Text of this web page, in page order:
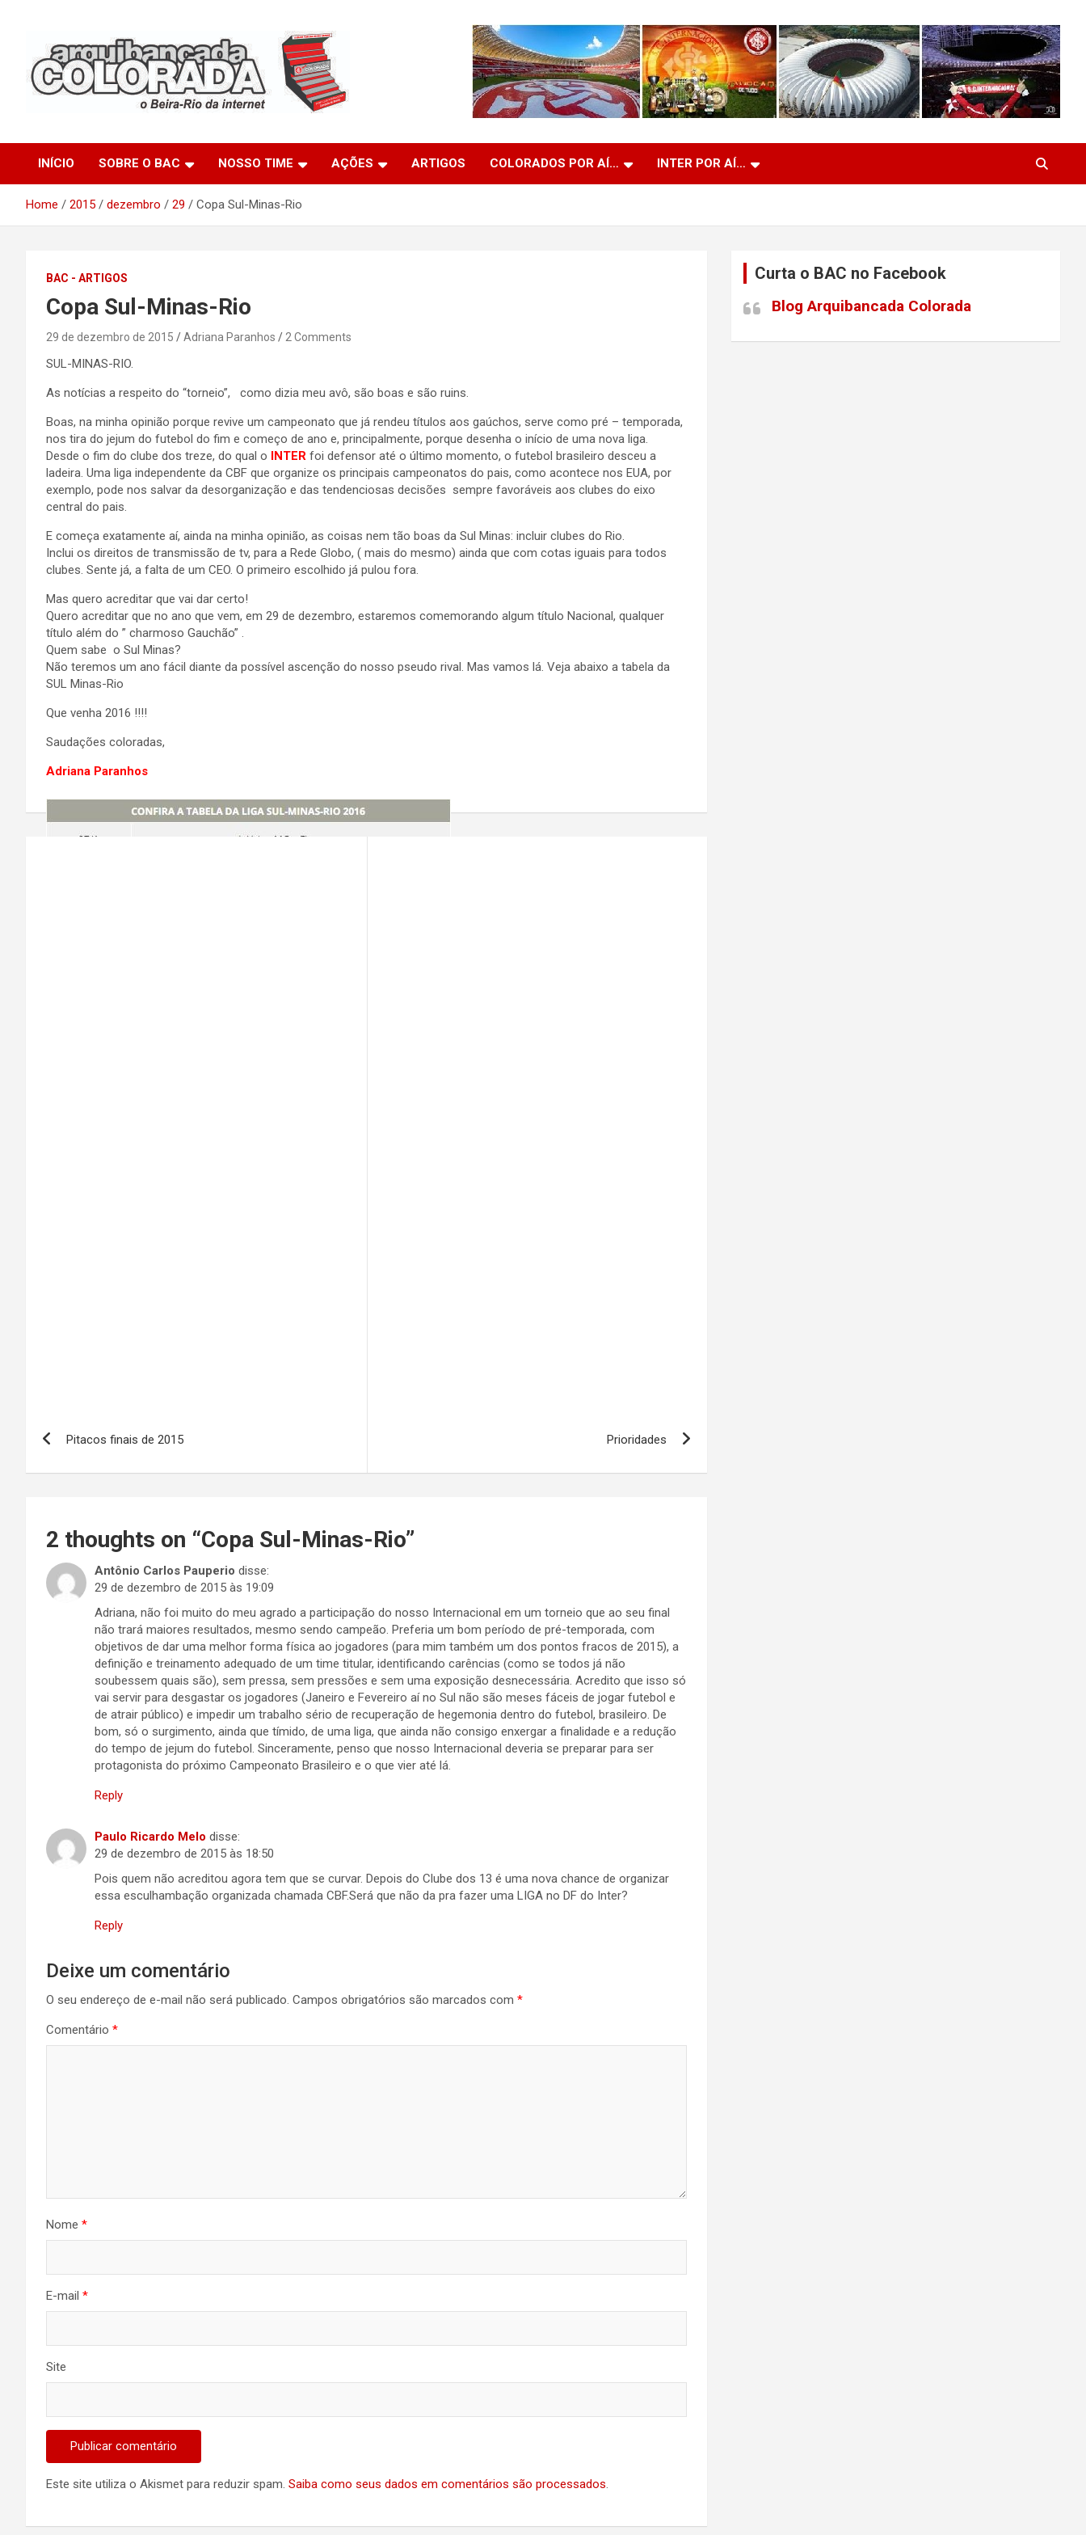
Arquibancada Colorada
INÍCIO SOBRE O BAC NOSSO TIME AÇÕES ARTIGOS COLORADOS POR AÍ… INTER POR AÍ…
Home 2015 dezembro 29 Copa Sul-Minas-Rio
BAC - ARTIGOS
Copa Sul-Minas-Rio
29 de dezembro de 2015 Adriana Paranhos 2 Comments
SUL-MINAS-RIO.
As notícias a respeito do “torneio”, como dizia meu avô, são boas e são ruins.
Boas, na minha opinião porque revive um campeonato que já rendeu títulos aos gaúchos, serve como pré – temporada,
nos tira do jejum do futebol do fim e começo de ano e, principalmente, porque desenha o início de uma nova liga.
Desde o fim do clube dos treze, do qual o INTER foi defensor até o último momento, o futebol brasileiro desceu a
ladeira. Uma liga independente da CBF que organize os principais campeonatos do pais, como acontece nos EUA, por
exemplo, pode nos salvar da desorganização e das tendenciosas decisões sempre favoráveis aos clubes do eixo
central do pais.
E começa exatamente aí, ainda na minha opinião, as coisas nem tão boas da Sul Minas: incluir clubes do Rio.
Inclui os direitos de transmissão de tv, para a Rede Globo, ( mais do mesmo) ainda que com cotas iguais para todos
clubes. Sente já, a falta de um CEO. O primeiro escolhido já pulou fora.
Mas quero acreditar que vai dar certo!
Quero acreditar que no ano que vem, em 29 de dezembro, estaremos comemorando algum título Nacional, qualquer
título além do ” charmoso Gauchão” .
Quem sabe o Sul Minas?
Não teremos um ano fácil diante da possível ascenção do nosso pseudo rival. Mas vamos lá. Veja abaixo a tabela da
SUL Minas-Rio
Que venha 2016 !!!!
Saudações coloradas,
Adriana Paranhos
Pitacos finais de 2015 Prioridades
2 thoughts on “Copa Sul-Minas-Rio”
Antônio Carlos Pauperio disse:
29 de dezembro de 2015 às 19:09
Adriana, não foi muito do meu agrado a participação do nosso Internacional em um torneio que ao seu final
não trará maiores resultados, mesmo sendo campeão. Preferia um bom período de pré-temporada, com
objetivos de dar uma melhor forma física ao jogadores (para mim também um dos pontos fracos de 2015), a
definição e treinamento adequado de um time titular, identificando carências (como se todos já não
soubessem quais são), sem pressa, sem pressões e sem uma exposição desnecessária. Acredito que isso só
vai servir para desgastar os jogadores (Janeiro e Fevereiro aí no Sul não são meses fáceis de jogar futebol e
de atrair público) e impedir um trabalho sério de recuperação de hegemonia dentro do futebol, brasileiro. De
bom, só o surgimento, ainda que tímido, de uma liga, que ainda não consigo enxergar a finalidade e a redução
do tempo de jejum do futebol. Sinceramente, penso que nosso Internacional deveria se preparar para ser
protagonista do próximo Campeonato Brasileiro e o que vier até lá.
Reply
Paulo Ricardo Melo disse:
29 de dezembro de 2015 às 18:50
Pois quem não acreditou agora tem que se curvar. Depois do Clube dos 13 é uma nova chance de organizar
essa esculhambação organizada chamada CBF.Será que não da pra fazer uma LIGA no DF do Inter?
Reply
Deixe um comentário
O seu endereço de e-mail não será publicado. Campos obrigatórios são marcados com *
Comentário *
Nome *
E-mail *
Site
Este site utiliza o Akismet para reduzir spam. Saiba como seus dados em comentários são processados
Curta o BAC no Facebook
Blog Arquibancada Colorada